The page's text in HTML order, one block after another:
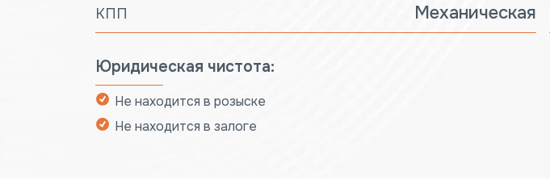
КПП Механическая
Юридическая чистота:
Не находится в розыске
Не находится в залоге